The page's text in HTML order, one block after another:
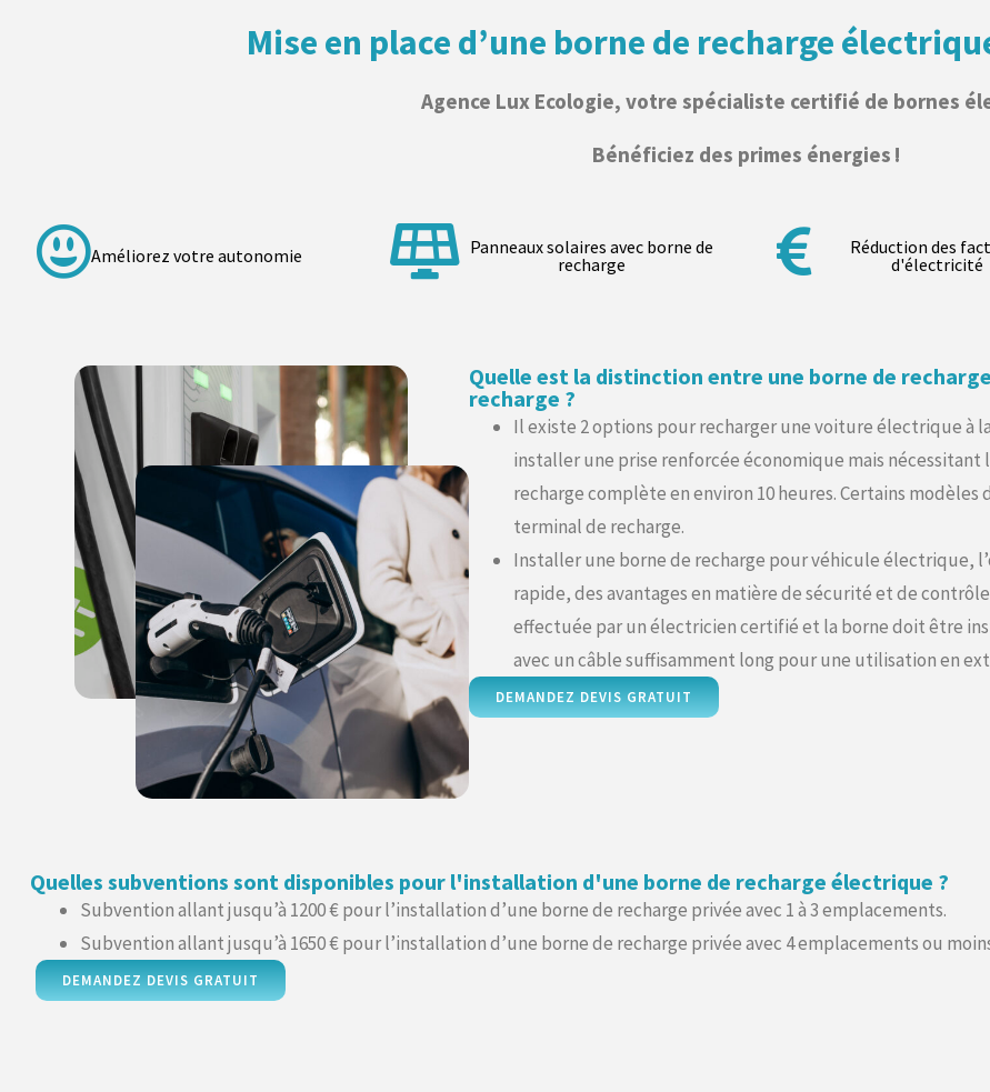
Mise en place d’une borne de recharge
Agence Lux Ecologie, votre spécialiste certifié de bornes
Bénéficiez des primes énergies !
Améliorez votre autonomie
Panneaux solaires avec borne de
recharge
Réduction des
d'électricité
Quelle est la distinction entre une borne de
recharge ?
Il existe 2 options pour recharger une voiture électrique à
installer une prise renforcée économique mais
recharge complète en environ 10 heures. Certains
terminal de recharge.
Installer une borne de recharge pour véhicule électrique,
rapide, des avantages en matière de sécurité et de
effectuée par un électricien certifié et la borne doit être
avec un câble suffisamment long pour une utilisation en
DEMANDEZ DEVIS GRATUIT
Quelles subventions sont disponibles pour l'installation d'une borne de recharge électrique ?
Subvention allant jusqu’à 1200 € pour l’installation d’une borne de recharge privée avec 1 à 3 emplacements.
Subvention allant jusqu’à 1650 € pour l’installation d’une borne de recharge privée avec 4 emplacements ou
DEMANDEZ DEVIS GRATUIT